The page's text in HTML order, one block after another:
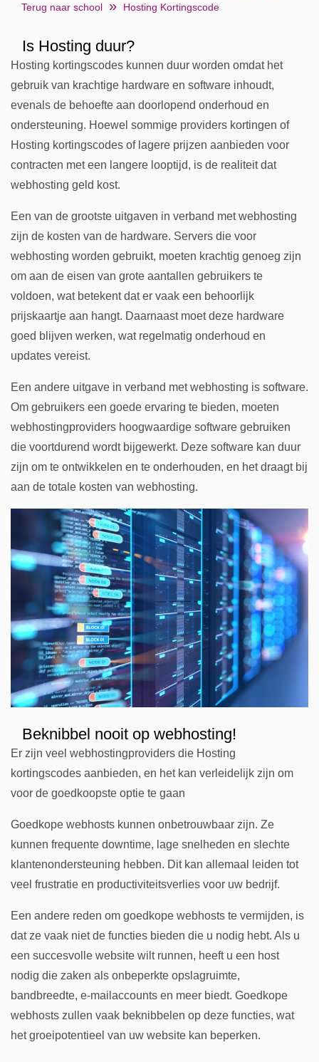
Terug naar school
Hosting Kortingscode
Is Hosting duur?
Hosting kortingscodes kunnen duur worden omdat het
gebruik van krachtige hardware en software inhoudt,
evenals de behoefte aan doorlopend onderhoud en
ondersteuning. Hoewel sommige providers kortingen of
Hosting kortingscodes of lagere prijzen aanbieden voor
contracten met een langere looptijd, is de realiteit dat
webhosting geld kost.
Een van de grootste uitgaven in verband met webhosting
zijn de kosten van de hardware. Servers die voor
webhosting worden gebruikt, moeten krachtig genoeg zijn
om aan de eisen van grote aantallen gebruikers te
voldoen, wat betekent dat er vaak een behoorlijk
prijskaartje aan hangt. Daarnaast moet deze hardware
goed blijven werken, wat regelmatig onderhoud en
updates vereist.
Een andere uitgave in verband met webhosting is software.
Om gebruikers een goede ervaring te bieden, moeten
webhostingproviders hoogwaardige software gebruiken
die voortdurend wordt bijgewerkt. Deze software kan duur
zijn om te ontwikkelen en te onderhouden, en het draagt bij
aan de totale kosten van webhosting.
Beknibbel nooit op webhosting!
Er zijn veel webhostingproviders die Hosting
kortingscodes aanbieden, en het kan verleidelijk zijn om
voor de goedkoopste optie te gaan
Goedkope webhosts kunnen onbetrouwbaar zijn. Ze
kunnen frequente downtime, lage snelheden en slechte
klantenondersteuning hebben. Dit kan allemaal leiden tot
veel frustratie en productiviteitsverlies voor uw bedrijf.
Een andere reden om goedkope webhosts te vermijden, is
dat ze vaak niet de functies bieden die u nodig hebt. Als u
een succesvolle website wilt runnen, heeft u een host
nodig die zaken als onbeperkte opslagruimte,
bandbreedte, e-mailaccounts en meer biedt. Goedkope
webhosts zullen vaak beknibbelen op deze functies, wat
het groeipotentieel van uw website kan beperken.